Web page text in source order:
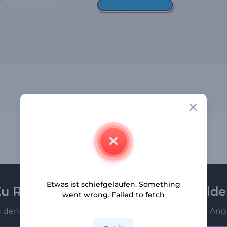
Renderforest-Newsletter
den Ersten, die unsere neuesten Nachrichten und
Etwas ist schiefgelaufen. Something
went wrong. Failed to fetch